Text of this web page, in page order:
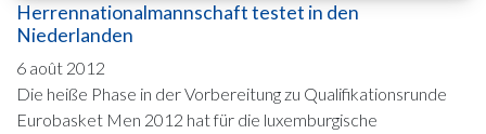
Herrennationalmannschaft testet in den
Niederlanden
6 août 2012
Die heiße Phase in der Vorbereitung zu Qualifikationsrunde
Eurobasket Men 2012 hat für die luxemburgische